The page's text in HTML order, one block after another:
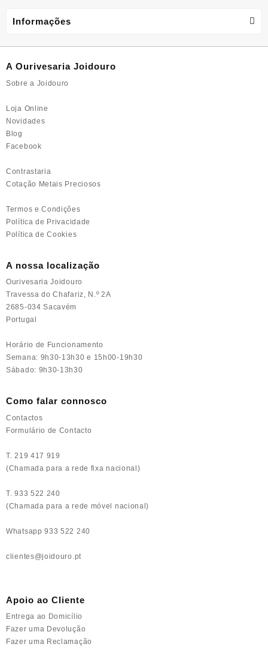
Informações
A Ourivesaria Joidouro
Sobre a Joidouro
Loja Online
Novidades
Blog
Facebook
Contrastaria
Cotação Metais Preciosos
Termos e Condições
Política de Privacidade
Política de Cookies
A nossa localização
Ourivesaria Joidouro
Travessa do Chafariz, N.º 2A
2685-034 Sacavém
Portugal
Horário de Funcionamento
Semana: 9h30-13h30 e 15h00-19h30
Sábado: 9h30-13h30
Como falar connosco
Contactos
Formulário de Contacto
T. 219 417 919
(Chamada para a rede fixa nacional)
T. 933 522 240
(Chamada para a rede móvel nacional)
Whatsapp 933 522 240
clientes@joidouro.pt
Apoio ao Cliente
Entrega ao Domicílio
Fazer uma Devolução
Fazer uma Reclamação